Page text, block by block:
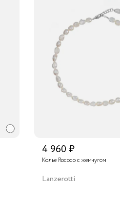
4 960 ₽
Колье Rococo с жемчугом
Lanzerotti